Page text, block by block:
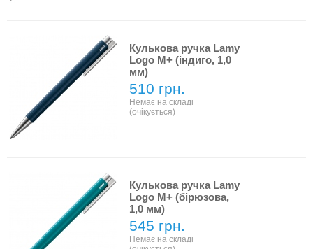
Кулькова ручка Lamy
Logo M+ (індиго, 1,0
мм)
510 грн.
Немає на складі
(очікується)
Кулькова ручка Lamy
Logo M+ (бірюзова,
1,0 мм)
545 грн.
Немає на складі